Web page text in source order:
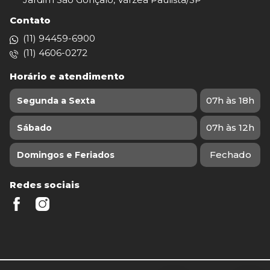
Contato
(11) 94459-6900
(11) 4606-0272
Horário e atendimento
Segunda a Sexta 07h às 18h
Sábado 07h às 12h
Domingos e Feriados Fechado
Redes sociais